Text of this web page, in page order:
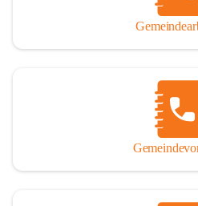
eingearbeitet. Der leichteren
streng gendergerechten
So darf ich Sie zu einer
manchmal auch nachdenklich
Jahrhunderte, ja Jahrtausende alte
einladen.